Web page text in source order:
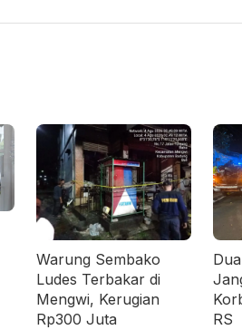
Warung Sembako
Ludes Terbakar di
Mengwi, Kerugian
Rp300 Juta
RS